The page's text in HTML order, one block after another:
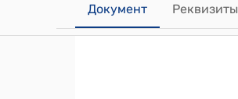
Документ Реквизиты